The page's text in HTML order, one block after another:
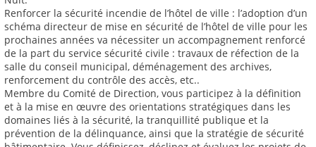
Renforcer la sécurité incendie de l’hôtel de ville : l’adoption d’un
schéma directeur de mise en sécurité de l’hôtel de ville pour les
prochaines années va nécessiter un accompagnement renforcé
de la part du service sécurité civile : travaux de réfection de la
salle du conseil municipal, déménagement des archives,
renforcement du contrôle des accès, etc..
Membre du Comité de Direction, vous participez à la définition
et à la mise en œuvre des orientations stratégiques dans les
domaines liés à la sécurité, la tranquillité publique et la
prévention de la délinquance, ainsi que la stratégie de sécurité